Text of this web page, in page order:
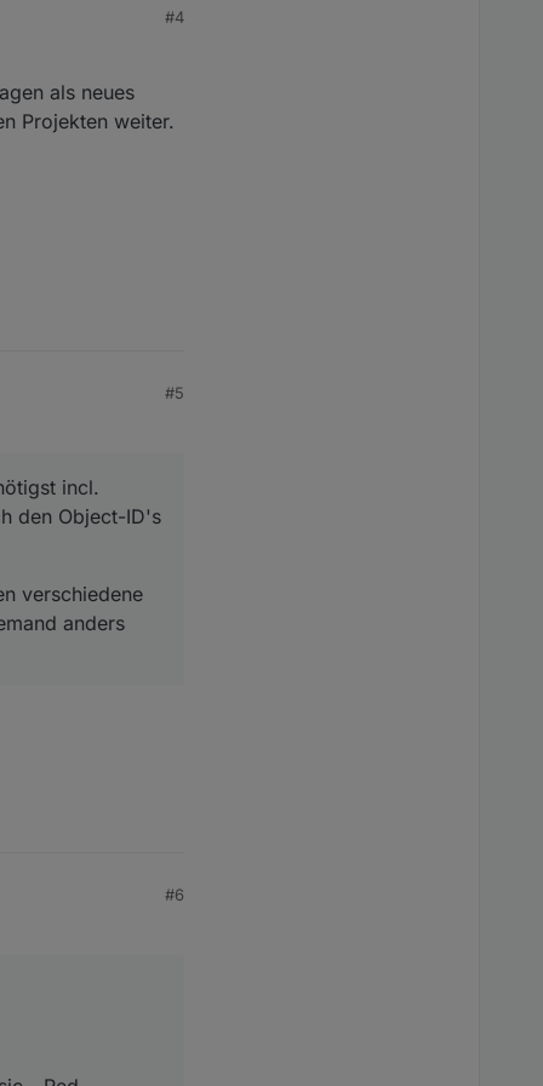
#4
als neues
Projekten weiter.
#5
incl.
den Object-ID's
verschiedene
anders
#6